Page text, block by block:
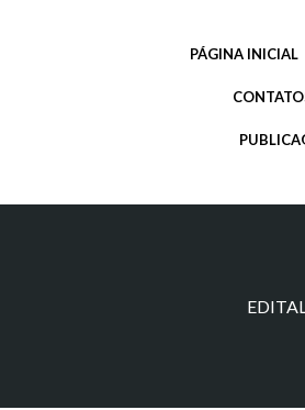
PÁGINA INICIAL